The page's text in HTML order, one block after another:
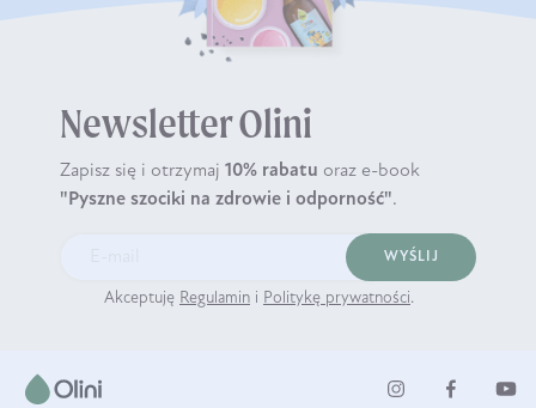
Newsletter Olini
Zapisz się i otrzymaj 10% rabatu oraz e-book
"Pyszne szociki na zdrowie i odporność".
WYŚLIJ
Akceptuję Regulamin i Politykę prywatności.